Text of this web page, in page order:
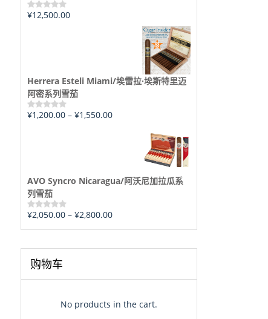
评
¥12,500.00
Herrera Esteli Miami/埃雷拉·埃斯特里迈
阿密系列雪茄
评
¥1,200.00 – ¥1,550.00
AVO Syncro Nicaragua/阿沃尼加拉瓜系
列雪茄
评
5
¥2,050.00 – ¥2,800.00
购物车
No products in the cart.